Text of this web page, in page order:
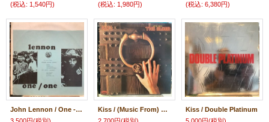
(税込: 1,540円)
(税込: 1,980円)
(税込: 6,380円)
John Lennon / One - One
Kiss / (Music From) The Elder
Kiss ‎/ Double Platinum